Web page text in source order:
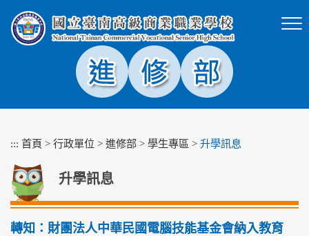
塊
::: 首頁 > 行政單位 > 進修部 > 學生專區 > 升學訊息
升學訊息
轉知：財團法人中華民國電腦技能基金會納入教育